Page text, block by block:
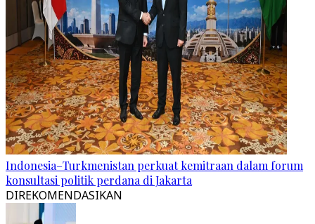
Indonesia–Turkmenistan perkuat kemitraan dalam forum
konsultasi politik perdana di Jakarta
DIREKOMENDASIKAN